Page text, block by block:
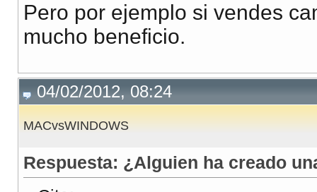
Pero por ejemplo si vendes
mucho beneficio.
04/02/2012, 08:24
MACvsWINDOWS
Respuesta: ¿Alguien ha creado